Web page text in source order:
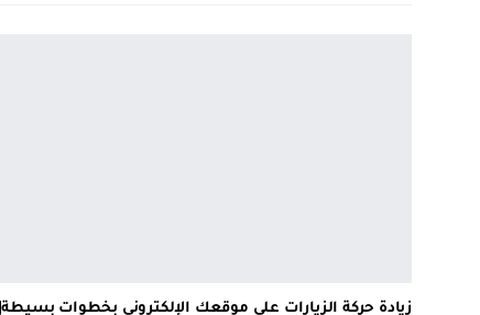
زيادة حركة الزيارات على موقعك الإلكتروني بخطوات بسيطة||